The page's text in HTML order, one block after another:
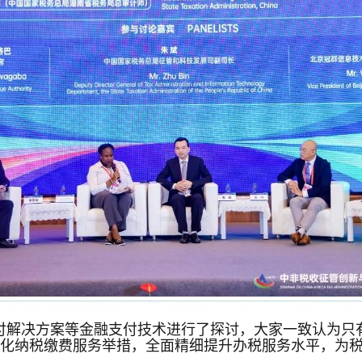
决方案等金融支付技术进行了探讨，大家一致认为
纳税缴费服务举措，全面精细提升办税服务水平，为